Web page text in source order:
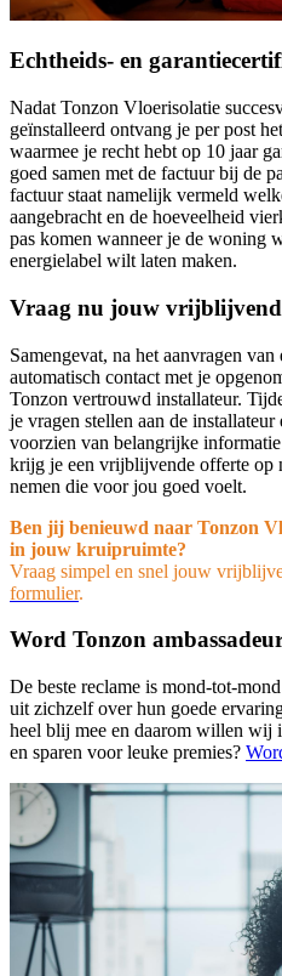
Echtheids- en
Nadat Tonzon Vloerisolatie
geïnstalleerd ontvang je per post
waarmee je recht hebt op 10 jaar
goed samen met de factuur bij de
factuur staat namelijk vermeld
aangebracht en de hoeveelheid
pas komen wanneer je de woning
energielabel wilt laten maken.
Vraag nu jouw
Samengevat, na het aanvragen
automatisch contact met je
Tonzon vertrouwd installateur.
je vragen stellen aan de
voorzien van belangrijke
krijg je een vrijblijvende offerte op
nemen die voor jou goed voelt.
Ben jij benieuwd naar Tonzon
in jouw kruipruimte?
Vraag simpel en snel jouw
formulier.
Word Tonzon
De beste reclame is mond-tot-
uit zichzelf over hun goede
heel blij mee en daarom willen wij
en sparen voor leuke premies?